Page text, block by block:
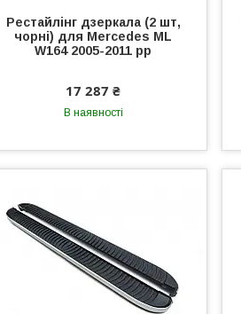
Рестайлінг дзеркала (2 шт,
чорні) для Mercedes ML
W164 2005-2011 рр
17 287 ₴
В наявності